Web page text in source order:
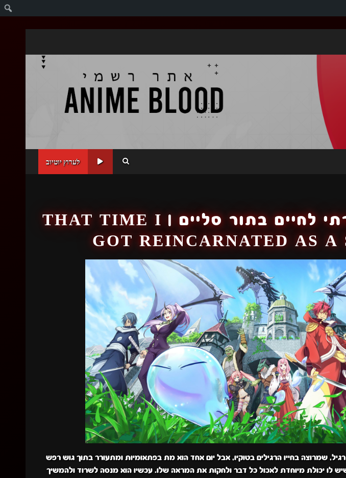
לערוץ יוטיוב
המקרה בו חזרתי לחיים בתור סליים | THAT TIME I
GOT REINCARNATED AS A
שמרוצה בחייו הרגילים בטוקיו, אבל יום אחד הוא מת בפתאומיות ומתעורר בתוך גוש רפש
לו יכולת מיוחדת לאכול כל דבר ולחקות את המראה שלו. עכשיו הוא מנסה לשרוד ולהמשיך